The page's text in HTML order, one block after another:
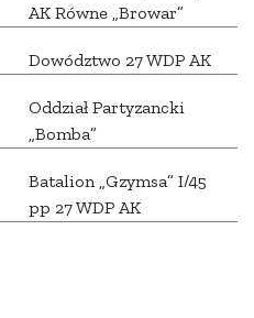
AK Równe „Browar”
Dowództwo 27 WDP AK
Oddział Partyzancki
„Bomba”
Batalion „Gzymsa” I/45
pp 27 WDP AK